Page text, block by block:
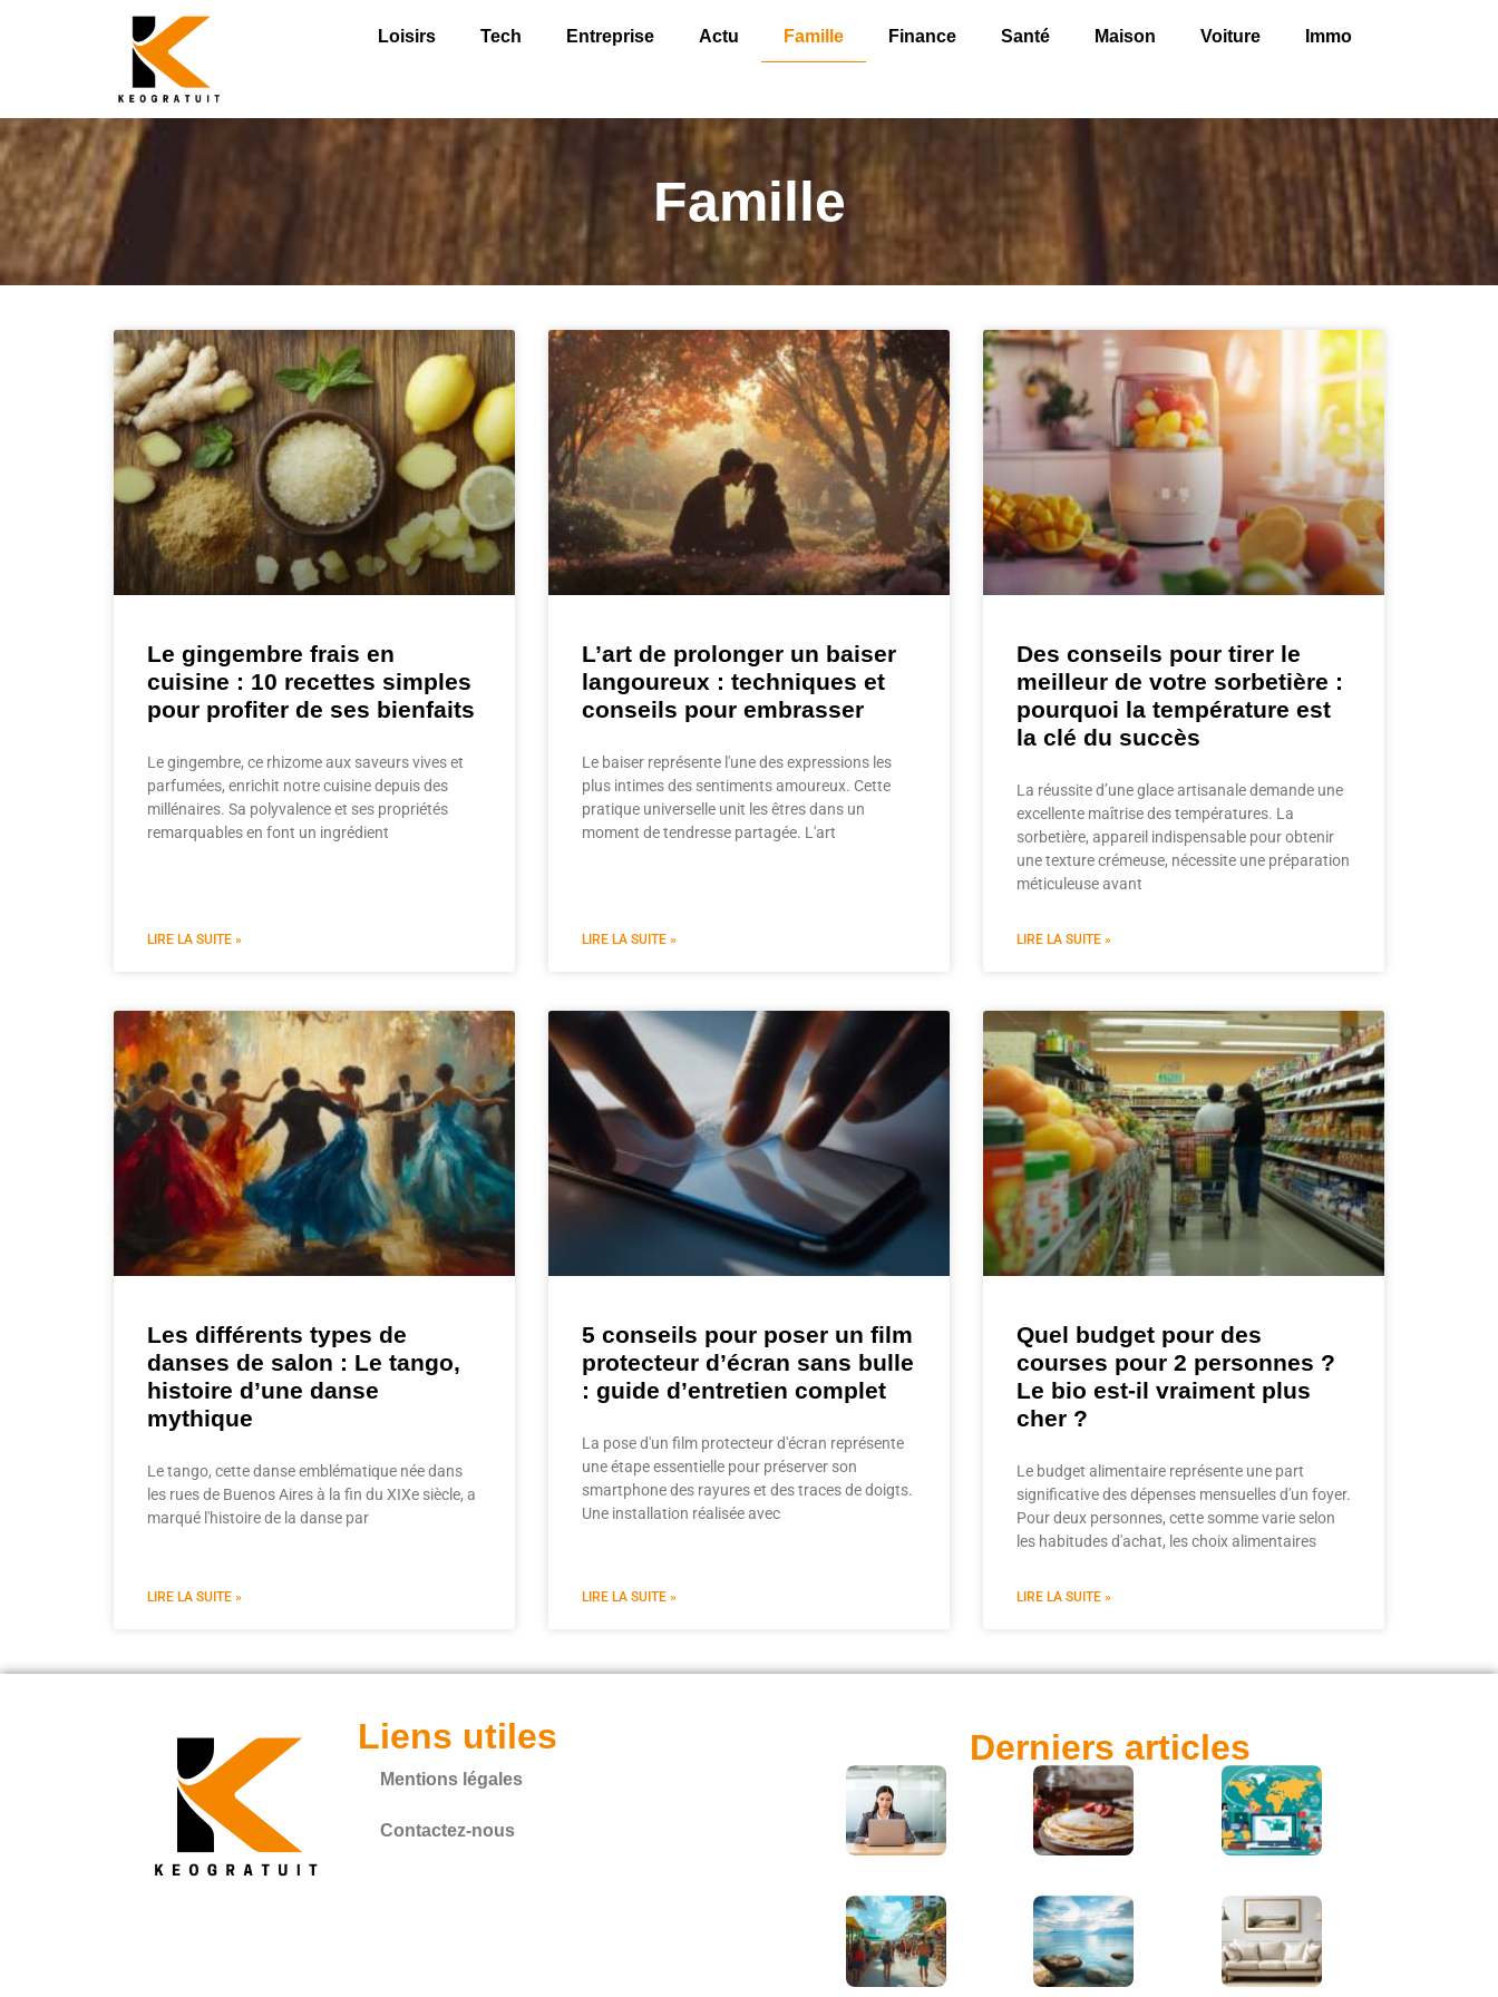
Loisirs Tech Entreprise Actu Famille Finance Santé Maison Voiture Immo
Famille
Le gingembre frais en
cuisine : 10 recettes simples
pour profiter de ses bienfaits
Le gingembre, ce rhizome aux saveurs vives et
parfumées, enrichit notre cuisine depuis des
millénaires. Sa polyvalence et ses propriétés
remarquables en font un ingrédient
LIRE LA SUITE »
L’art de prolonger un baiser
langoureux : techniques et
conseils pour embrasser
Le baiser représente l'une des expressions les
plus intimes des sentiments amoureux. Cette
pratique universelle unit les êtres dans un
moment de tendresse partagée. L'art
LIRE LA SUITE »
Des conseils pour tirer le
meilleur de votre sorbetière :
pourquoi la température est
la clé du succès
La réussite d’une glace artisanale demande une
excellente maîtrise des températures. La
sorbetière, appareil indispensable pour obtenir
une texture crémeuse, nécessite une préparation
méticuleuse avant
LIRE LA SUITE »
Les différents types de
danses de salon : Le tango,
histoire d’une danse
mythique
Le tango, cette danse emblématique née dans
les rues de Buenos Aires à la fin du XIXe siècle, a
marqué l'histoire de la danse par
LIRE LA SUITE »
5 conseils pour poser un film
protecteur d’écran sans bulle
: guide d’entretien complet
La pose d'un film protecteur d'écran représente
une étape essentielle pour préserver son
smartphone des rayures et des traces de doigts.
Une installation réalisée avec
LIRE LA SUITE »
Quel budget pour des
courses pour 2 personnes ?
Le bio est-il vraiment plus
cher ?
Le budget alimentaire représente une part
significative des dépenses mensuelles d'un foyer.
Pour deux personnes, cette somme varie selon
les habitudes d'achat, les choix alimentaires
LIRE LA SUITE »
Liens utiles
Mentions légales
Contactez-nous
Derniers articles